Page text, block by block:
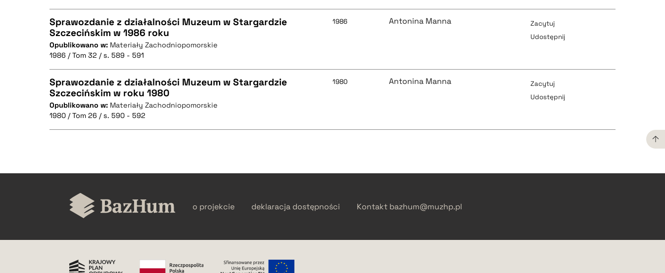
pobierz cytat
BIBTEX
CZYSTY TEKST
pobierz cytat
BIBTEX
Sprawozdanie z działalności Muzeum w Stargardzie
Szczecińskim w 1986 roku
Opublikowano w: Materiały Zachodniopomorskie
1986 / Tom 32 / s. 589 - 591
1986 Antonina Manna
Zacytuj
Udostępnij
CZYSTY TEKST
pobierz cytat
Sprawozdanie z działalności Muzeum w Stargardzie
Szczecińskim w roku 1980
Opublikowano w: Materiały Zachodniopomorskie
1980 / Tom 26 / s. 590 - 592
1980 Antonina Manna
Zacytuj
Udostępnij
pobierz cytat
o projekcie deklaracja dostępności Kontakt bazhum@muzhp.pl